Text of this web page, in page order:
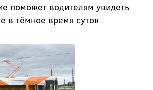
поможет водителям увидеть
в тёмное время суток